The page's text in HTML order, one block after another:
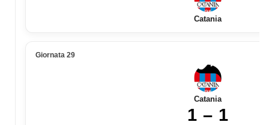
Catania
Giornata 29
Catania
1 – 1